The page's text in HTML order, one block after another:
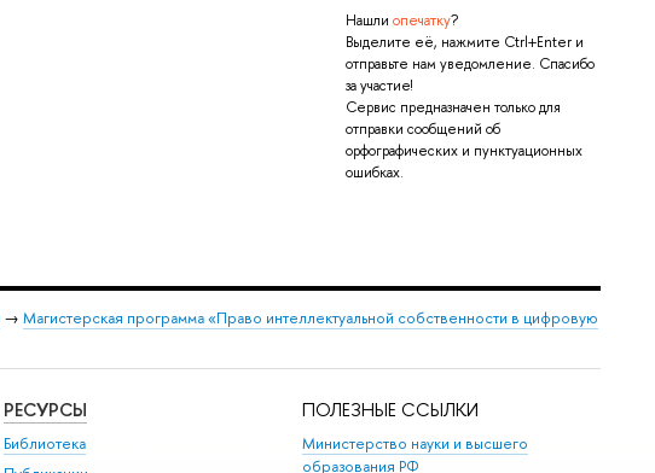
Нашли опечатку?
Выделите её, нажмите Ctrl+Enter и
отправьте нам уведомление. Спасибо
за участие!
Сервис предназначен только для
отправки сообщений об
орфографических и пунктуационных
ошибках.
→ Магистерская программа «Право интеллектуальной собственности в цифровую
РЕСУРСЫ
Библиотека
ПОЛЕЗНЫЕ ССЫЛКИ
Министерство науки и высшего
образования РФ